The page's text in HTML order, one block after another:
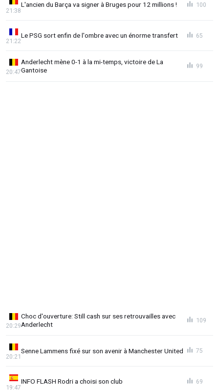
L'ancien du Barça va signer à Bruges pour 12 millions !
21:38
100
Le PSG sort enfin de l'ombre avec un énorme transfert
21:22
65
Anderlecht mène 0-1 à la mi-temps, victoire de La
Gantoise
20:47
99
Choc d'ouverture: Still cash sur ses retrouvailles avec
Anderlecht
20:29
109
Senne Lammens fixé sur son avenir à Manchester United
20:21
75
INFO FLASH Rodri a choisi son club
19:47
69